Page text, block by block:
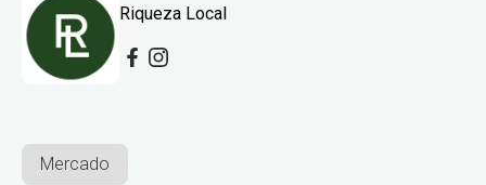
Riqueza Local
Mercado